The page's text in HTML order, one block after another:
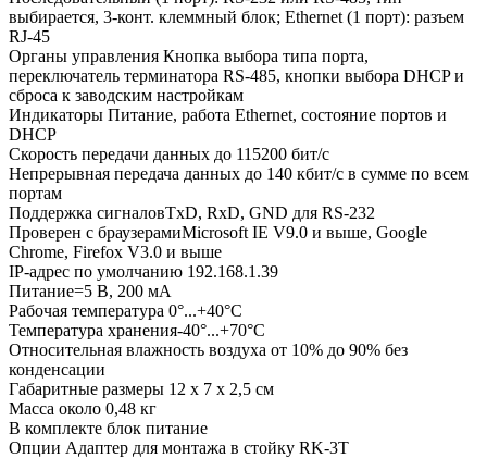
выбирается, 3-конт. клеммный блок; Ethernet (1 порт): разъем
RJ-45
Органы управления Кнопка выбора типа порта,
переключатель терминатора RS-485, кнопки выбора DHCP и
сброса к заводским настройкам
Индикаторы Питание, работа Ethernet, состояние портов и
DHCP
Скорость передачи данных до 115200 бит/с
Непрерывная передача данных до 140 кбит/с в сумме по всем
портам
Поддержка сигналовTxD, RxD, GND для RS-232
Проверен с браузерамиMicrosoft IE V9.0 и выше, Google
Chrome, Firefox V3.0 и выше
IP-адрес по умолчанию 192.168.1.39
Питание=5 В, 200 мА
Рабочая температура 0°...+40°C
Температура хранения-40°...+70°C
Относительная влажность воздуха от 10% до 90% без
конденсации
Габаритные размеры 12 х 7 х 2,5 см
Масса около 0,48 кг
В комплекте блок питание
Опции Адаптер для монтажа в стойку RK-3T